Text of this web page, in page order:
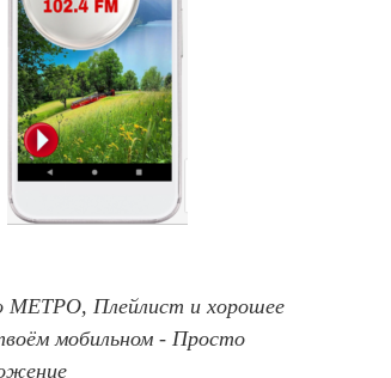
МЕТРО, Плейлист и хорошее
мобильном - Просто